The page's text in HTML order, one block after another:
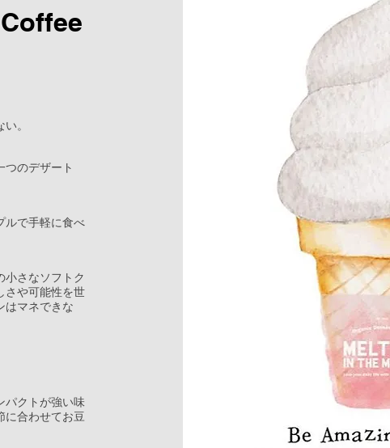
。
つのデザート
ルで手軽に食べ
小さなソフトク
さや可能性を世
はマネできな
パクトが強い味
に合わせてお豆